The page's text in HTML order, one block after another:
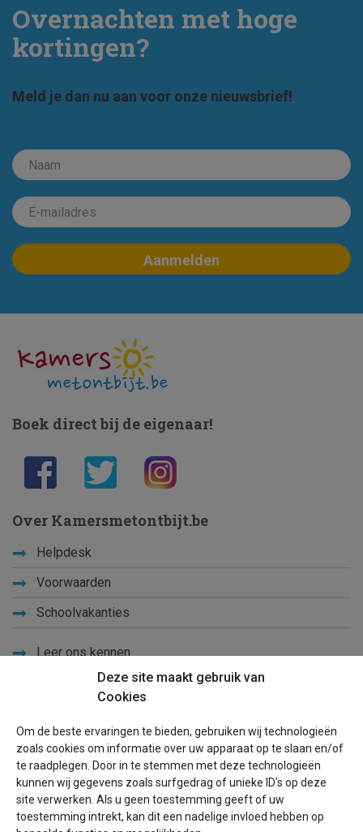
Overnachten met hoge
kortingen?
Meld je dan nu aan voor onze nieuwsbrief!
Deze site maakt gebruik van
Cookies
Om de beste ervaringen te bieden, gebruiken wij technologieën
zoals cookies om informatie over uw apparaat op te slaan en/of
te raadplegen. Door in te stemmen met deze technologieën
kunnen wij gegevens zoals surfgedrag of unieke ID's op deze
site verwerken. Als u geen toestemming geeft of uw
toestemming intrekt, kan dit een nadelige invloed hebben op
Boek direct bij de eigenaar!
Over Kamersmetontbijt.be
Helpdesk
Voorwaarden
Schoolvakanties
Leer ons kennen
Sitemap
Blog
Voor eigenaren